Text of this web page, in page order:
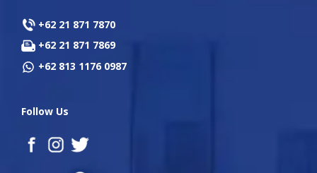
+62 21 871 7870
+62 21 871 7869
+62 813 1176 0987
Follow Us